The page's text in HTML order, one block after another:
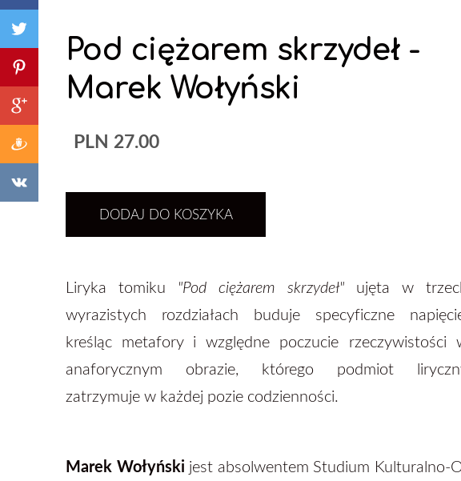
Pod ciężarem skrzydeł -
Marek Wołyński
PLN 27.00
DODAJ DO KOSZYKA
Liryka tomiku "Pod ciężarem skrzydeł"ujęta w
wyrazistych rozdziałach buduje specyficzne
kreśląc metafory i względne poczucie rzeczywistości
anaforycznym obrazie, którego podmiot
zatrzymuje w każdej pozie codzienności.
Marek Wołyński jest absolwentem Studium Kulturalno-